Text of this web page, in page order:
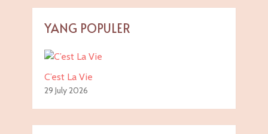
YANG POPULER
C’est La Vie
29 July 2026